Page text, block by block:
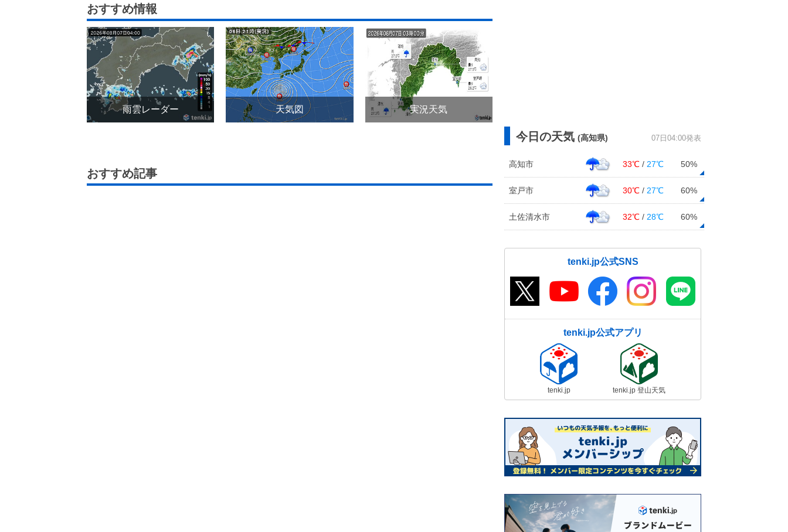
おすすめ情報
雨雲レーダー 天気図 実況天気
おすすめ記事
今日の天気 (高知県) 07日04:00発表
高知市 33℃ / 27℃ 50%
室戸市 30℃ / 27℃ 60%
土佐清水市 32℃ / 28℃ 60%
tenki.jp公式SNS
tenki.jp公式アプリ
tenki.jp tenki.jp 登山天気